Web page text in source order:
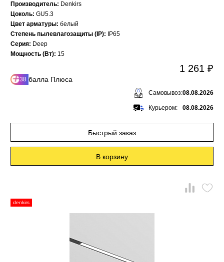
Производитель: Denkirs
Цоколь: GU5.3
Цвет арматуры: белый
Степень пылевлагозащиты (IP):
IP65
Серия: Deep
Мощность (Вт): 15
38 балла Плюса
1 261 ₽
Самовывоз:08.08.2026
Курьером: 08.08.2026
Быстрый заказ
В корзину
denkirs